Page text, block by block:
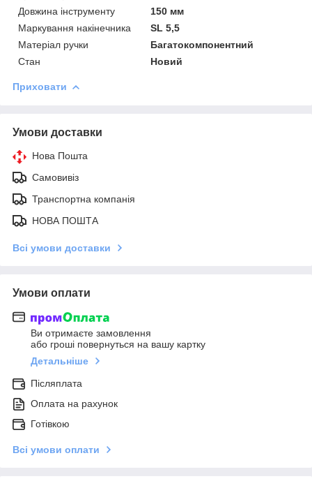
Довжина інструменту
150 мм
Маркування накінечника
SL 5,5
Матеріал ручки
Багатокомпонентний
Стан
Новий
Приховати
Умови доставки
Нова Пошта
Самовивіз
Транспортна компанія
НОВА ПОШТА
Всі умови доставки
Умови оплати
Ви отримаєте замовлення
або гроші повернуться на вашу картку
Детальніше
Післяплата
Оплата на рахунок
Готівкою
Всі умови оплати